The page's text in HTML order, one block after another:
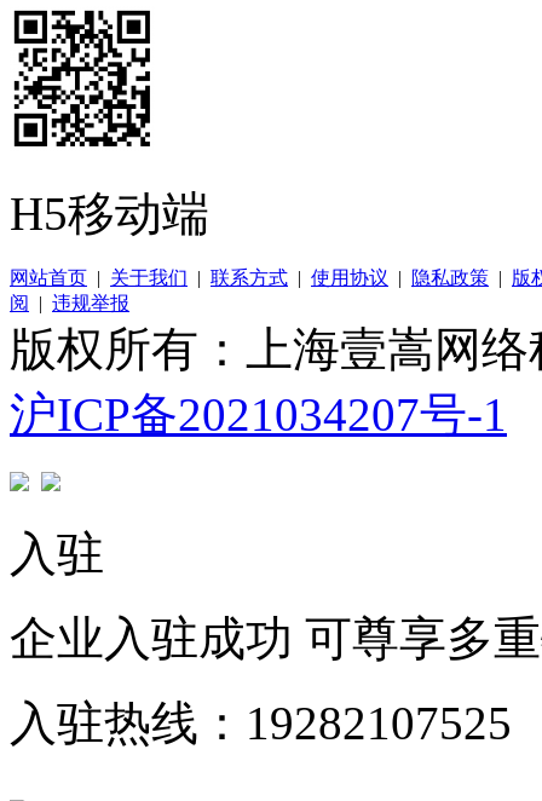
H5移动端
网站首页 | 关于我们 | 联系方式 | 使用协议 | 隐私政策 | 版
阅
| 违规举报
版权所有：上海壹嵩网
沪ICP备2021034207号-1
入驻
企业入驻成功 可尊享多
入驻热线：19282107525